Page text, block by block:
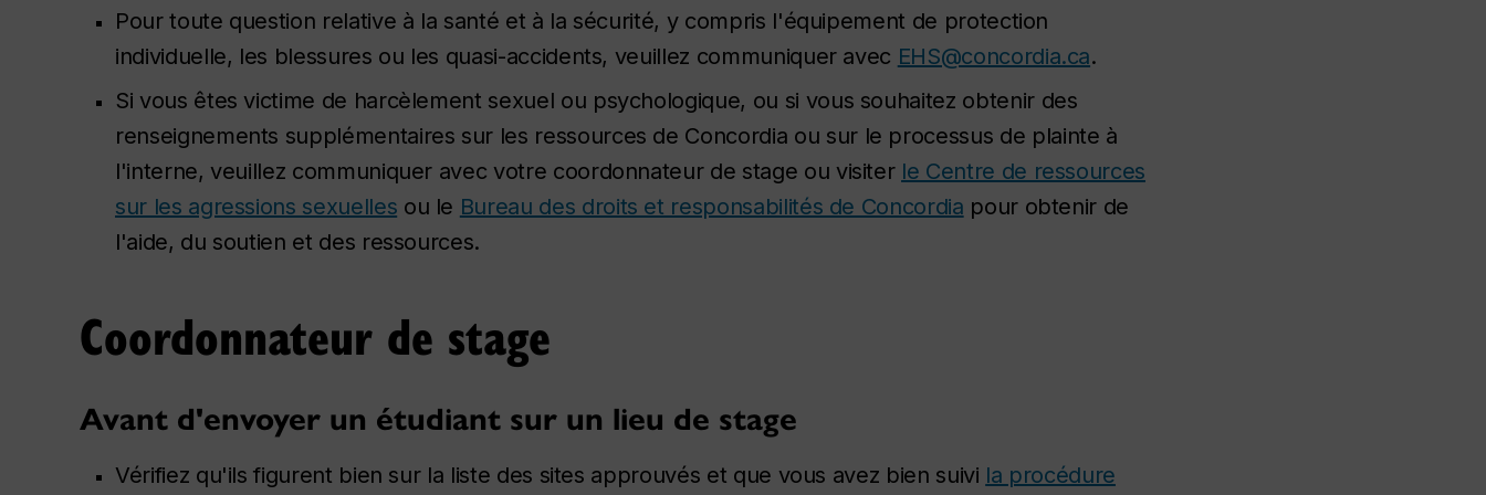
Pour toute question relative à la santé et à la sécurité, y compris l'équipement de protection
individuelle, les blessures ou les quasi-accidents, veuillez communiquer avec EHS@concordia.ca.
Si vous êtes victime de harcèlement sexuel ou psychologique, ou si vous souhaitez obtenir des
renseignements supplémentaires sur les ressources de Concordia ou sur le processus de plainte à
l'interne, veuillez communiquer avec votre coordonnateur de stage ou visiter le Centre de ressources
sur les agressions sexuelles ou le Bureau des droits et responsabilités de Concordia pour obtenir de
l'aide, du soutien et des ressources.
Coordonnateur de stage
Avant d'envoyer un étudiant sur un lieu de stage
Vérifiez qu'ils figurent bien sur la liste des sites approuvés et que vous avez bien suivi la procédure